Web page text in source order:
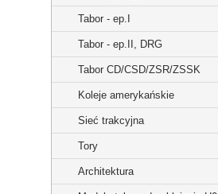
Tabor - ep.I
Tabor - ep.II, DRG
Tabor CD/CSD/ZSR/ZSSK
Koleje amerykańskie
Sieć trakcyjna
Tory
Architektura